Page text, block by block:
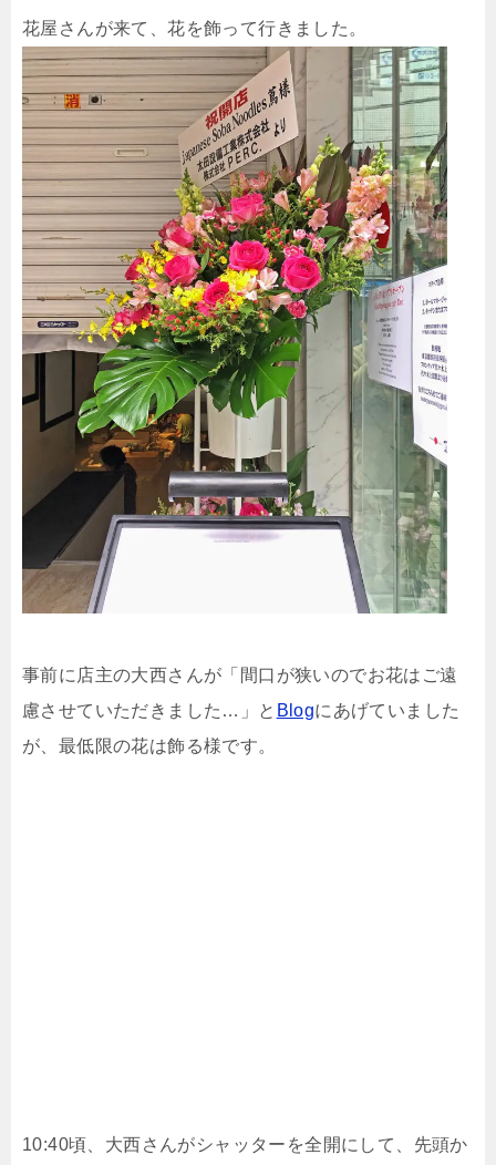
花屋さんが来て、花を飾って行きました。
事前に店主の大西さんが「間口が狭いのでお花はご遠
慮させていただきました…」と Blogにあげていました
が、最低限の花は飾る様です。
10:40頃、大西さんがシャッターを全開にして、先頭か